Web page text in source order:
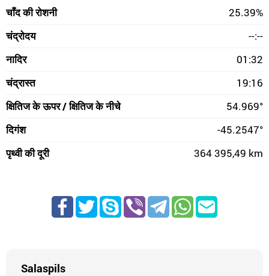
चाँद की रोशनी
25.39%
चंद्रोदय
--:--
नादिर
01:32
चंद्रास्त
19:16
क्षितिज के ऊपर / क्षितिज के नीचे
54.969°
दिगंश
-45.2547°
पृथ्वी की दूरी
364 395,49 km
Salaspils